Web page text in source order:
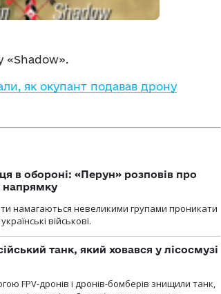
«Shadow».
як окупант подавав дрону
в обороні: «Перун» розповів про
напрямку
намагаються невеликими групами проникати
військові.
танк, який ховався у лісосмузі
FPV-дронів і дронів-бомберів знищили танк,